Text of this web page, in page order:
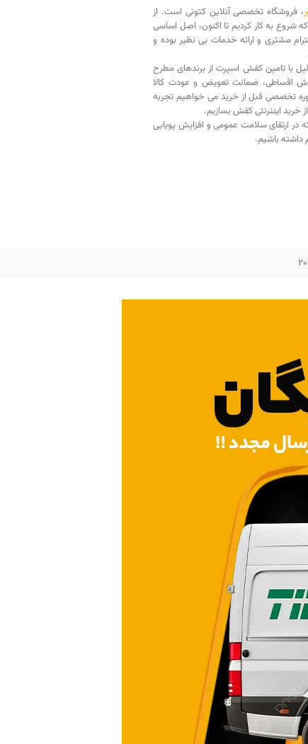
، فروشگاه تخصصی آنلاین کتونی است. از
سال 1398 که شروع به کار کردیم تا اکنون، اصل اساسی
مشتری و ارائه خدمات بی نظیر بوده و
با تامین کفش اسپرت از برندهای مطرح
اقساطی، ضمانت تعویض و عودت کالا
تخصصی قبل از خرید می خواهیم تجربه
خرید اینترنتی کفش بسازیم.
در ارتقای سلامت عمومی و افزایش پویایی
باشیم.